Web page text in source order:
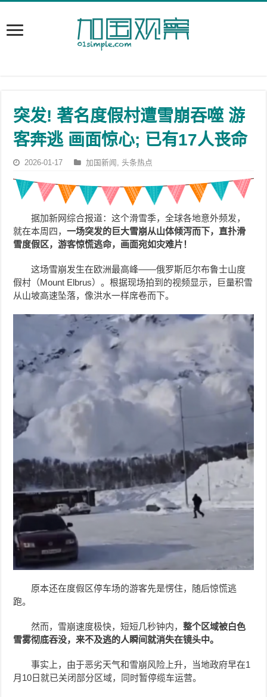
突发! 著名度假村遭雪崩吞噬 游
客奔逃 画面惊心; 已有17人丧命
2026-01-17 加国新闻 ,头条热点
据加新网综合报道：这个滑雪季，全球各地意外频发，
就在本周四，一场突发的巨大雪崩从山体倾泻而下，直扑滑
雪度假区，游客惊慌逃命，画面宛如灾难片！
这场雪崩发生在欧洲最高峰——俄罗斯厄尔布鲁士山度
假村（Mount Elbrus）。根据现场拍到的视频显示，巨量积雪
从山坡高速坠落，像洪水一样席卷而下。
原本还在度假区停车场的游客先是愣住，随后惊慌逃
跑。
然而，雪崩速度极快，短短几秒钟内，整个区域被白色
雪雾彻底吞没，来不及逃的人瞬间就消失在镜头中。
事实上，由于恶劣天气和雪崩风险上升，当地政府早在1
月10日就已关闭部分区域，同时暂停缆车运营。